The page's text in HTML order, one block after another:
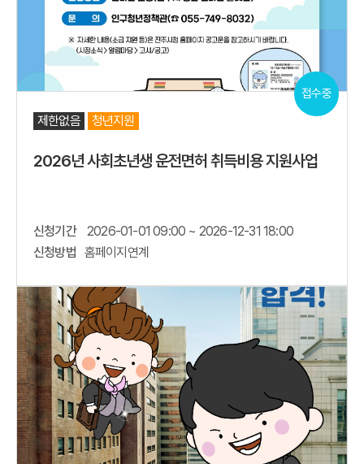
접수중
제한없음 청년지원
2026년 사회초년생 운전면허 취득비용 지원사업
신청기간
2026-01-01 09:00 ~ 2026-12-31 18:00
신청방법 홈페이지연계